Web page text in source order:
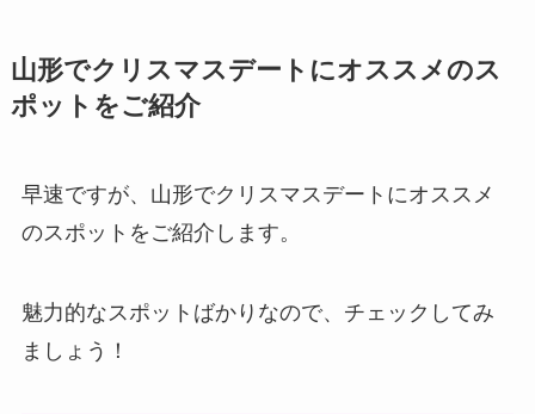
山形でクリスマスデートにオススメのス
ポットをご紹介
早速ですが、山形でクリスマスデートにオススメ
のスポットをご紹介します。
魅力的なスポットばかりなので、チェックしてみ
ましょう！